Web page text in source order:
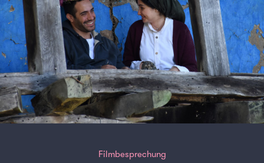
Filmbesprechung